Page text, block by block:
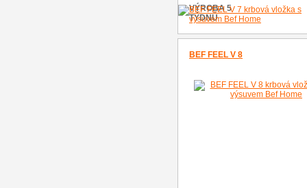
VÝROBA 5
TÝDNŮ
BEF FEEL V 8